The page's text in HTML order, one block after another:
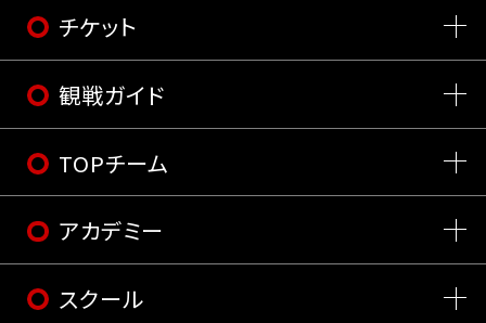
チケット
観戦ガイド
TOPチーム
アカデミー
スクール